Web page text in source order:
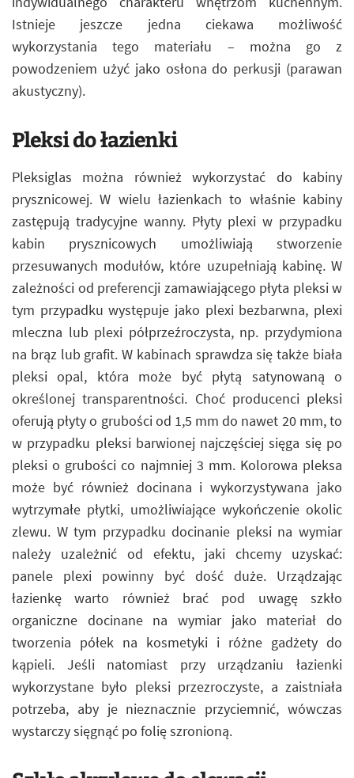
Istnieje jeszcze jedna ciekawa możliwość
wykorzystania tego materiału – można go z
powodzeniem użyć jako osłona do perkusji (parawan
akustyczny).
Pleksi do łazienki
Pleksiglas można również wykorzystać do kabiny
prysznicowej. W wielu łazienkach to właśnie kabiny
zastępują tradycyjne wanny. Płyty plexi w przypadku
kabin prysznicowych umożliwiają stworzenie
przesuwanych modułów, które uzupełniają kabinę. W
zależności od preferencji zamawiającego płyta pleksi w
tym przypadku występuje jako plexi bezbarwna, plexi
mleczna lub plexi półprzeźroczysta, np. przydymiona
na brąz lub grafit. W kabinach sprawdza się także biała
pleksi opal, która może być płytą satynowaną o
określonej transparentności. Choć producenci pleksi
oferują płyty o grubości od 1,5 mm do nawet 20 mm, to
w przypadku pleksi barwionej najczęściej sięga się po
pleksi o grubości co najmniej 3 mm. Kolorowa pleksa
może być również docinana i wykorzystywana jako
wytrzymałe płytki, umożliwiające wykończenie okolic
zlewu. W tym przypadku docinanie pleksi na wymiar
należy uzależnić od efektu, jaki chcemy uzyskać:
panele plexi powinny być dość duże. Urządzając
łazienkę warto również brać pod uwagę szkło
organiczne docinane na wymiar jako materiał do
tworzenia półek na kosmetyki i różne gadżety do
kąpieli. Jeśli natomiast przy urządzaniu łazienki
wykorzystane było pleksi przezroczyste, a zaistniała
potrzeba, aby je nieznacznie przyciemnić, wówczas
wystarczy sięgnąć po folię szronioną.